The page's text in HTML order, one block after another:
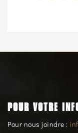
POUR VOTRE
Pour nous joindre :